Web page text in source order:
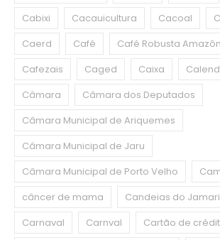
Cabixi
Cacauicultura Cacoal
Caerd
Café
Café Robusta
Cafezais
Caged Caixa
Câmara
Câmara dos Deputados
Câmara Municipal de Ariquemes
Câmara Municipal de Jaru
Câmara Municipal de Porto Velho
câncer de mama
Candeias do Jamari
Carnaval
Carnval
Cartão de